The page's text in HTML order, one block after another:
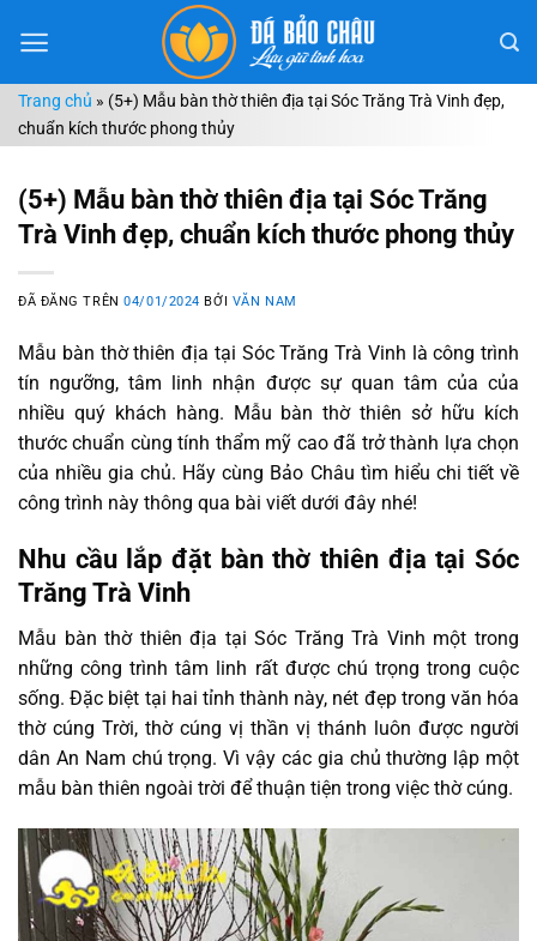
đến
dungTrang chủ » (5+) Mẫu bàn thờ thiên địa tại Sóc Trăng Trà Vinh đẹp,
chuẩn kích thước phong thủy
(5+) Mẫu bàn thờ thiên địa tại Sóc Trăng
Trà Vinh đẹp, chuẩn kích thước phong thủy
ĐÃ ĐĂNG TRÊN04/01/2024 BỞI VĂN NAM
Mẫu bàn thờ thiên địa tại Sóc Trăng Trà Vinh là công trình
tín ngưỡng, tâm linh nhận được sự quan tâm của của
nhiều quý khách hàng. Mẫu bàn thờ thiên sở hữu kích
thước chuẩn cùng tính thẩm mỹ cao đã trở thành lựa chọn
của nhiều gia chủ. Hãy cùng Bảo Châu tìm hiểu chi tiết về
công trình này thông qua bài viết dưới đây nhé!
Nhu cầu lắp đặt bàn thờ thiên địa tại Sóc
Trăng Trà Vinh
Mẫu bàn thờ thiên địa tại Sóc Trăng Trà Vinh một trong
những công trình tâm linh rất được chú trọng trong cuộc
sống. Đặc biệt tại hai tỉnh thành này, nét đẹp trong văn hóa
thờ cúng Trời, thờ cúng vị thần vị thánh luôn được người
dân An Nam chú trọng. Vì vậy các gia chủ thường lập một
mẫu bàn thiên ngoài trời để thuận tiện trong việc thờ cúng.